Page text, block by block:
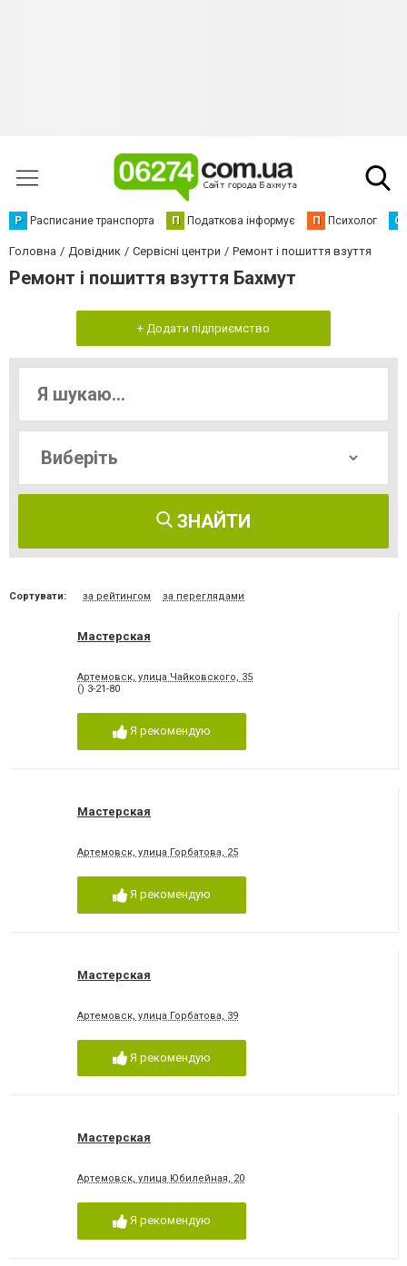
Р Расписание транспорта П Податкова інформує П Психолог С
Головна Довідник Сервісні центри Ремонт і пошиття взуття
Ремонт і пошиття взуття Бахмут
+ Додати підприємство
ЗНАЙТИ
Сортувати: за рейтингом за переглядами
Мастерская
Артемовск, улица Чайковского, 35
() 3-21-80
Я рекомендую
Мастерская
Артемовск, улица Горбатова, 25
Я рекомендую
Мастерская
Артемовск, улица Горбатова, 39
Я рекомендую
Мастерская
Артемовск, улица Юбилейная, 20
Я рекомендую